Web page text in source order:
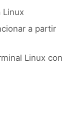
Linux
a partir
Linux con